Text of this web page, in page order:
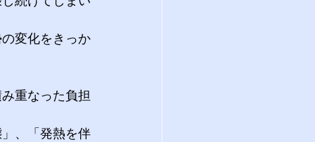
変化をきっか
重なった負担
、「発熱を伴